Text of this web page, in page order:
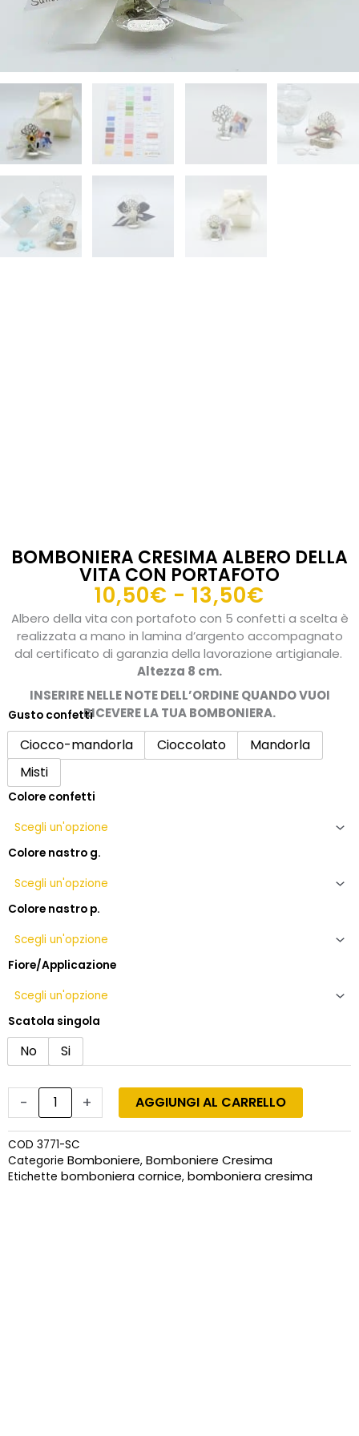
BOMBONIERA CRESIMA ALBERO DELLA
VITA CON PORTAFOTO
10,50€ - 13,50€
di
prezzo:
da
a
13,50€
Albero della vita con portafoto con 5 confetti a scelta è
realizzata a mano in lamina d’argento accompagnato
dal certificato di garanzia della lavorazione artigianale.
Altezza 8 cm.
INSERIRE NELLE NOTE DELL’ORDINE QUANDO VUOI
RICEVERE LA TUA BOMBONIERA.
Gusto confetti
Ciocco-mandorla Cioccolato
Mandorla
Misti
Colore confetti
Colore nastro g.
Colore nastro p.
Fiore/Applicazione
Scatola singola
No Si
-
Bomboniera
cresima
albero
della
vita
portafoto
+ AGGIUNGI AL CARRELLO
COD 3771-SC
Categorie Bomboniere, Bomboniere Cresima
Etichette bomboniera cornice, bomboniera cresima